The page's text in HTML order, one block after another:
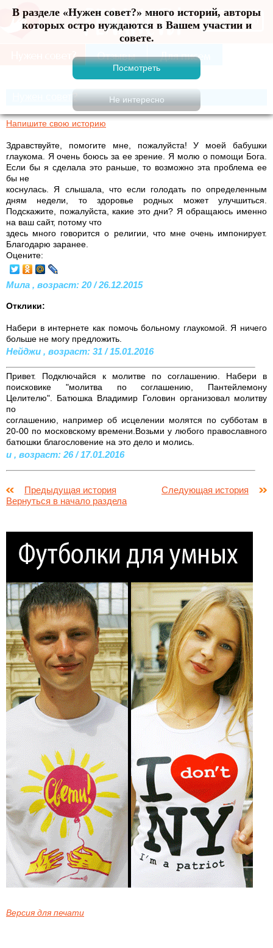
В разделе «Нужен совет?» много историй, авторы
которых остро нуждаются в Вашем участии и
совете.
Меню
Нужен совет?
Напишите свою историю
Здравствуйте, помогите мне, пожалуйста! У моей бабушки
глаукома. Я очень боюсь за ее зрение. Я молю о помощи Бога.
Если бы я сделала это раньше, то возможно эта проблема ее
бы не
коснулась. Я слышала, что если голодать по определенным
дням недели, то здоровье родных может улучшиться.
Подскажите, пожалуйста, какие это дни? Я обращаюсь именно
на ваш сайт, потому что
здесь много говорится о религии, что мне очень импонирует.
Благодарю заранее.
Оцените:
Мила , возраст: 20 / 26.12.2015
Отклики:
Набери в интернете как помочь больному глаукомой. Я ничего
больше не могу предложить.
Нейджи , возраст: 31 / 15.01.2016
Привет. Подключайся к молитве по соглашению. Набери в
поисковике "молитва по соглашению, Пантейлемону
Целителю". Батюшка Владимир Головин организовал молитву
по
соглашению, например об исцелении молятся по субботам в
20-00 по московскому времени.Возьми у любого православного
батюшки благословение на это дело и молись.
и , возраст: 26 / 17.01.2016
Предыдущая история
Следующая история
Вернуться в начало раздела
Версия для печати